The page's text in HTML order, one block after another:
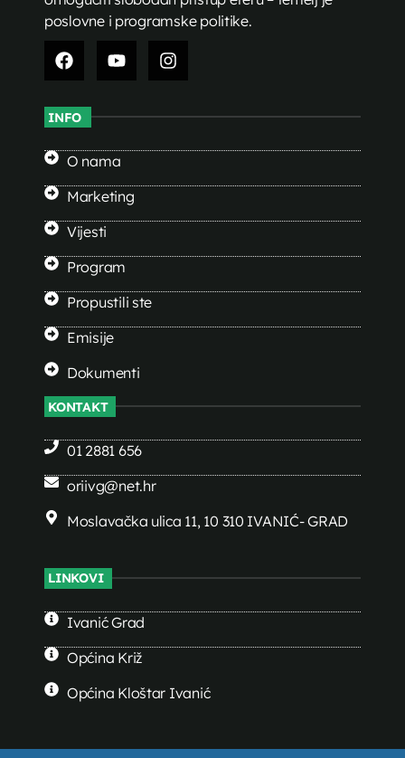
poslovne i programske politike.
INFO
O nama
Marketing
Vijesti
Program
Propustili ste
Emisije
Dokumenti
KONTAKT
01 2881 656
oriivg@net.hr
Moslavačka ulica 11, 10 310 IVANIĆ- GRAD
LINKOVI
Ivanić Grad
Općina Križ
Općina Kloštar Ivanić